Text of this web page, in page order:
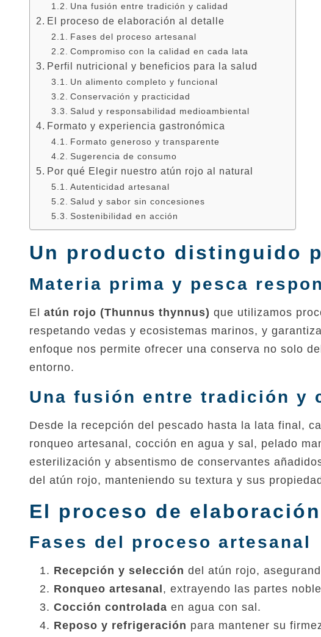
Una fusión entre tradición y calidad
El proceso de elaboración al detalle
Fases del proceso artesanal
Compromiso con la calidad en cada lata
Perfil nutricional y beneficios para la salud
Un alimento completo y funcional
Conservación y practicidad
Salud y responsabilidad medioambiental
Formato y experiencia gastronómica
Formato generoso y transparente
Sugerencia de consumo
Por qué Elegir nuestro atún rojo al natural
Autenticidad artesanal
Salud y sabor sin concesiones
Sostenibilidad en acción
Un producto distinguido
Materia prima y pesca
El atún rojo (Thunnus thynnus) que utilizamos
respetando vedas y ecosistemas marinos, y
enfoque nos permite ofrecer una conserva no solo
entorno.
Una fusión entre tradición y
Desde la recepción del pescado hasta la lata final,
ronqueo artesanal, cocción en agua y sal, pelado
esterilización y absentismo de conservantes
del atún rojo, manteniendo su textura y sus
El proceso de
Fases del proceso artesanal
Recepción y selección del atún rojo,
Ronqueo artesanal , extrayendo las partes
Cocción controlada en agua con sal.
Reposo y refrigeración para mantener su